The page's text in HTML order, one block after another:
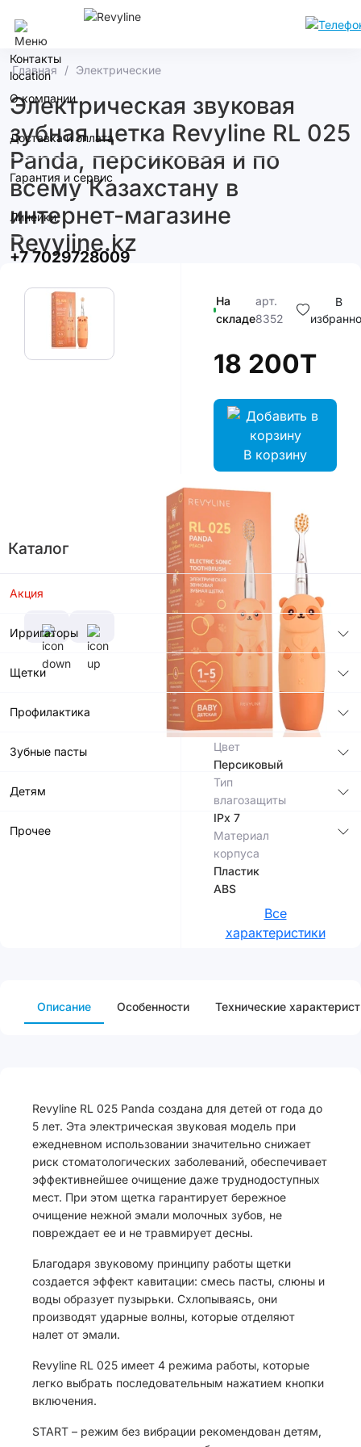
Контакты
О компании
Доставка и оплата
Гарантия и сервис
Линейки
+7 7029728009
Каталог
Акция
Ирригаторы
Щетки
Профилактика
Зубные пасты
Детям
Прочее
Главная Электрические
Электрическая звуковая
зубная щетка Revyline RL 025
Panda, персиковая и по
всему Казахстану в
интернет-магазине
Revyline.kz
На
складе
арт.
8352
В
18 200T
В корзину
Характеристики
Гарантийный
срок, лет
2 года
Количество
режимов
4
Частота
колебания
щетинок
12000 -
20000 в
мин
Цвет
Персиковый
Тип
влагозащиты
IPx 7
Материал
корпуса
Пластик
ABS
Все
характеристики
Описание Особенности Технические
Revyline RL 025 Panda создана для детей от года до
5 лет. Эта электрическая звуковая модель при
ежедневном использовании значительно снижает
риск стоматологических заболеваний, обеспечивает
эффективнейшее очищение даже труднодоступных
мест. При этом щетка гарантирует бережное
очищение нежной эмали молочных зубов, не
повреждает ее и не травмирует десны.
Благодаря звуковому принципу работы щетки
создается эффект кавитации: смесь пасты, слюны и
воды образует пузырьки. Схлопываясь, они
производят ударные волны, которые отделяют
налет от эмали.
Revyline RL 025 имеет 4 режима работы, которые
легко выбрать последовательным нажатием кнопки
включения.
START – режим без вибрации рекомендован детям,